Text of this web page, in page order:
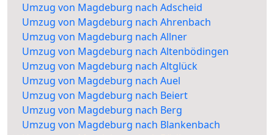
Umzug von Magdeburg nach Adscheid
Umzug von Magdeburg nach Ahrenbach
Umzug von Magdeburg nach Allner
Umzug von Magdeburg nach Altenbödingen
Umzug von Magdeburg nach Altglück
Umzug von Magdeburg nach Auel
Umzug von Magdeburg nach Beiert
Umzug von Magdeburg nach Berg
Umzug von Magdeburg nach Blankenbach